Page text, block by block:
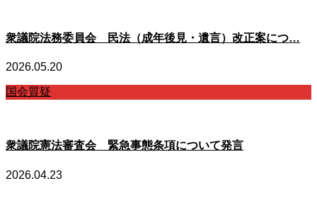
衆議院法務委員会 民法（成年後見・遺言）改正案につ…
2026.05.20
国会質疑
衆議院憲法審査会 緊急事態条項について発言
2026.04.23